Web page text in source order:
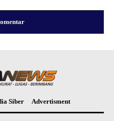
Siber Advertisment